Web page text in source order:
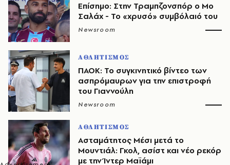
Επίσημο: Στην Τραμπζονσπόρ ο Μο
Σαλάχ - Το «χρυσό» συμβόλαιό του
Newsroom
ΑΘΛΗΤΙΣΜΟΣ
ΠΑΟΚ: Το συγκινητικό βίντεο των
ασπρόμαυρων για την επιστροφή
του Γιαννούλη
Newsroom
ΑΘΛΗΤΙΣΜΟΣ
Ασταμάτητος Μέσι μετά το
Μουντιάλ: Γκολ, ασίστ και νέο ρεκόρ
με την Ίντερ Μαϊάμι